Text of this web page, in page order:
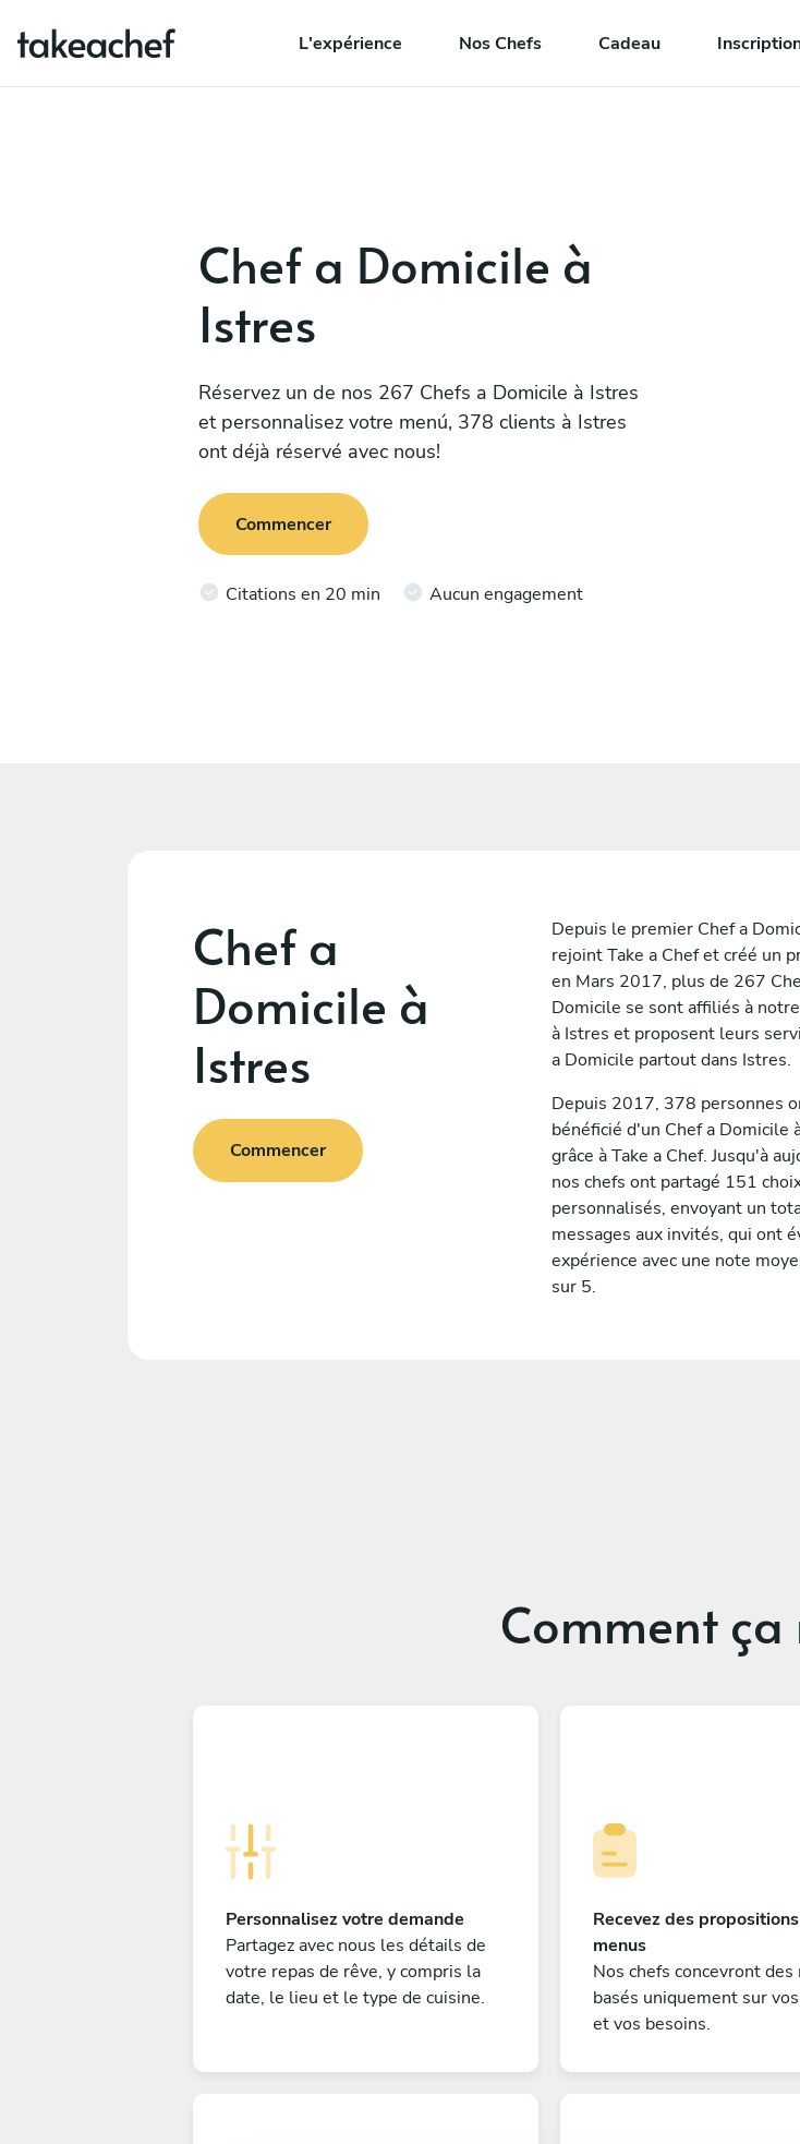
L'expérience Nos Chefs Cadeau
Chef a Domicile à
Istres
Réservez un de nos 267 Chefs a Domicile à Istres
et personnalisez votre menú, 378 clients à Istres
ont déjà réservé avec nous!
Commencer
Citations en 20 min Aucun engagement
Chef a
Domicile à
Istres
Commencer
Depuis le premier Chef a
rejoint Take a Chef et créé un
en Mars 2017, plus de 267
Domicile se sont affiliés à
à Istres et proposent leurs
a Domicile partout dans Istres.
Depuis 2017, 378 personnes
bénéficié d'un Chef a Domicile
grâce à Take a Chef. Jusqu'à
nos chefs ont partagé 151
personnalisés, envoyant un
messages aux invités, qui ont
expérience avec une note
sur 5.
Comment
Personnalisez votre demande
Partagez avec nous les détails de
votre repas de rêve, y compris la
date, le lieu et le type de cuisine.
Recevez des
menus
Nos chefs concevront des
basés uniquement sur
et vos besoins.